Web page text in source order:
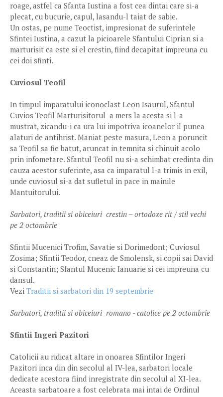
roage, astfel ca Sfanta Iustina a fost cea dintai care si-a
plecat, cu bucurie, capul, lasandu-l taiat de sabie.
Un ostas, pe nume Teoctist, impresionat de suferintele
Sfintei Iustina, a cazut la picioarele Sfantului Ciprian si a
marturisit ca este si el crestin, fiind decapitat impreuna cu
cei doi sfinti.
Cuviosul Teofil
In timpul imparatului iconoclast Leon Isaurul, Sfantul
Cuvios Teofil Marturisitorul a mers la acesta si l-a
mustrat, zicandu-i ca ura lui impotriva icoanelor il punea
alaturi de antihrist. Maniat peste masura, Leon a poruncit
sa Teofil sa fie batut, aruncat in temnita si chinuit acolo
prin infometare. Sfantul Teofil nu si-a schimbat credinta din
cauza acestor suferinte, asa ca imparatul l-a trimis in exil,
unde cuviosul si-a dat sufletul in pace in mainile
Mantuitorului.
Sarbatori, traditii si obiceiuri crestin – ortodoxe rit / stil vechi
pe 2 octombrie
Sfintii Mucenici Trofim, Savatie si Dorimedont; Cuviosul
Zosima; Sfintii Teodor, cneaz de Smolensk, si copii sai David
si Constantin; Sfantul Mucenic Ianuarie si cei impreuna cu
dansul.
Vezi Traditii si sarbatori din 19 septembrie
Sarbatori, traditii si obiceiuri romano - catolice pe 2 octombrie
Sfintii Ingeri Pazitori
Catolicii au ridicat altare in onoarea Sfintilor Ingeri
Pazitori inca din din secolul al IV-lea, sarbatori locale
dedicate acestora fiind inregistrate din secolul al XI-lea.
Aceasta sarbatoare a fost celebrata mai intai de Ordinul